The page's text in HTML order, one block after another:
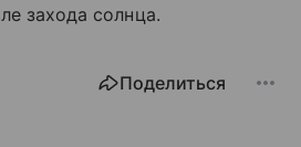
захода солнца.
Поделиться